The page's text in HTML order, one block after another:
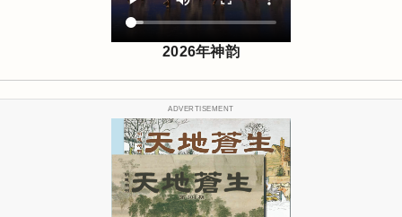
2026年神韵
ADVERTISEMENT